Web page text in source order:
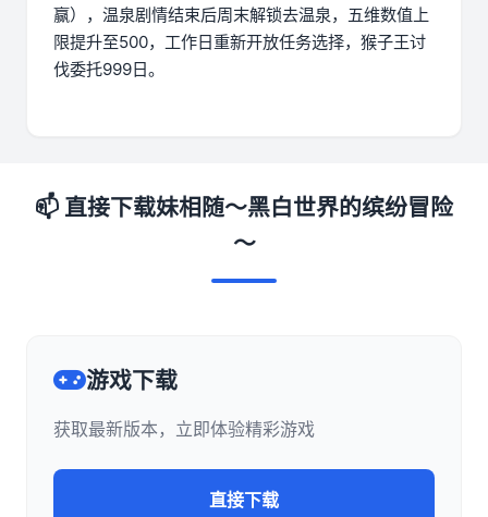
赢），温泉剧情结束后周末解锁去温泉，五维数值上
限提升至500，工作日重新开放任务选择，猴子王讨
伐委托999日。
📫 直接下载妹相随～黑白世界的缤纷冒险
～
游戏下载
获取最新版本，立即体验精彩游戏
直接下载